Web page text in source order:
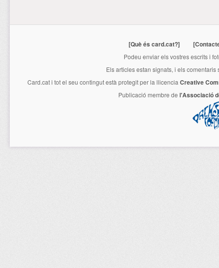
[Què és card.cat?]
Podeu enviar els vostres escrits i
Els articles estan signats, i els
Card.cati tot el seu contingut està protegit per la llicencia Creative
Publicació membre de l'Associació